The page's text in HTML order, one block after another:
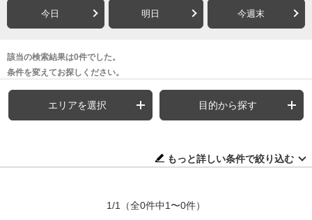
今日 明日 今週末
該当の検索結果は0件でした。
条件を変えてお探しください。
エリアを選択 目的から探す
もっと詳しい条件で絞り込む
1/1 （全0件中1〜0件）